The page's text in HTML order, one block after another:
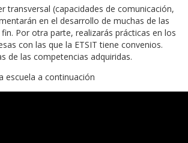
transversal (capacidades de comunicación,
en el desarrollo de muchas de las
Por otra parte, realizarás prácticas en los
con las que la ETSIT tiene convenios.
de las competencias adquiridas.
escuela a continuación